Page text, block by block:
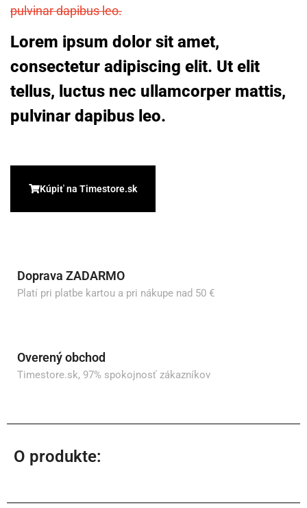
pulvinar dapibus leo.
Lorem ipsum dolor sit amet,
consectetur adipiscing elit. Ut elit
tellus, luctus nec ullamcorper mattis,
pulvinar dapibus leo.
Kúpiť na Timestore.sk
Doprava ZADARMO
Platí pri platbe kartou a pri nákupe nad 50 €
Overený obchod
Timestore.sk, 97% spokojnosť zákazníkov
O produkte: